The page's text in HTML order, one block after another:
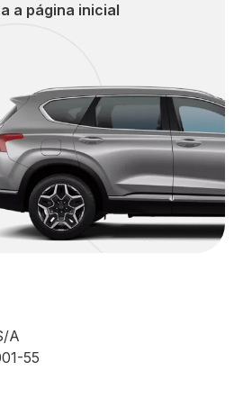
a página inicial
A
55